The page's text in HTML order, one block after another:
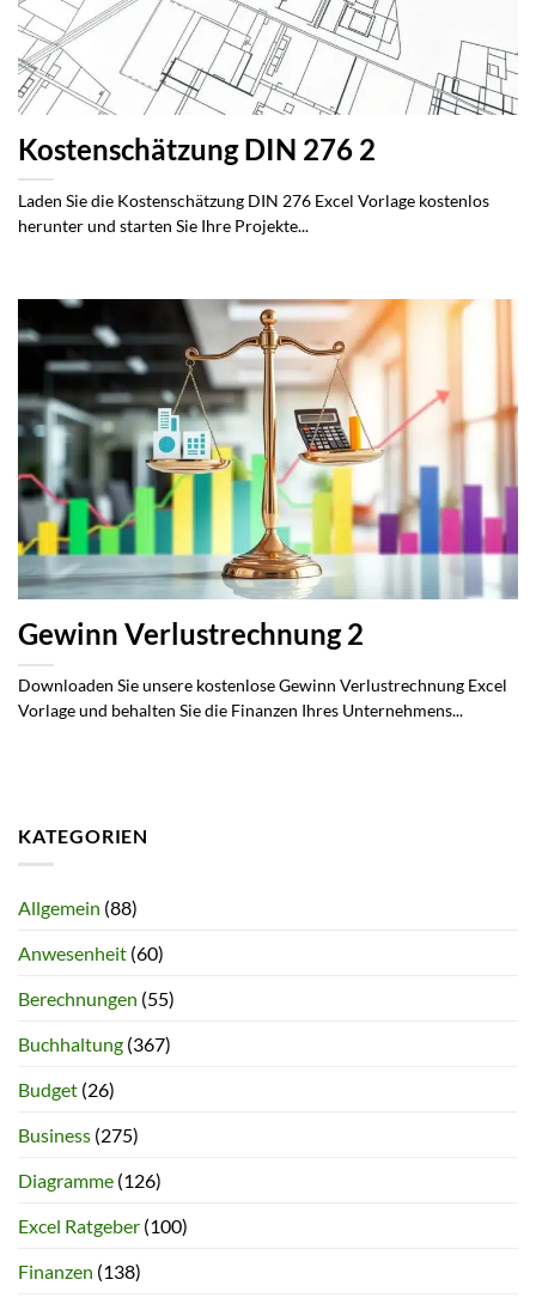
Kostenschätzung DIN 276 2
Laden Sie die Kostenschätzung DIN 276 Excel Vorlage kostenlos
herunter und starten Sie Ihre Projekte...
Gewinn Verlustrechnung 2
Downloaden Sie unsere kostenlose Gewinn Verlustrechnung Excel
Vorlage und behalten Sie die Finanzen Ihres Unternehmens...
KATEGORIEN
Allgemein (88)
Anwesenheit (60)
Berechnungen (55)
Buchhaltung (367)
Budget (26)
Business (275)
Diagramme (126)
Excel Ratgeber (100)
Finanzen (138)